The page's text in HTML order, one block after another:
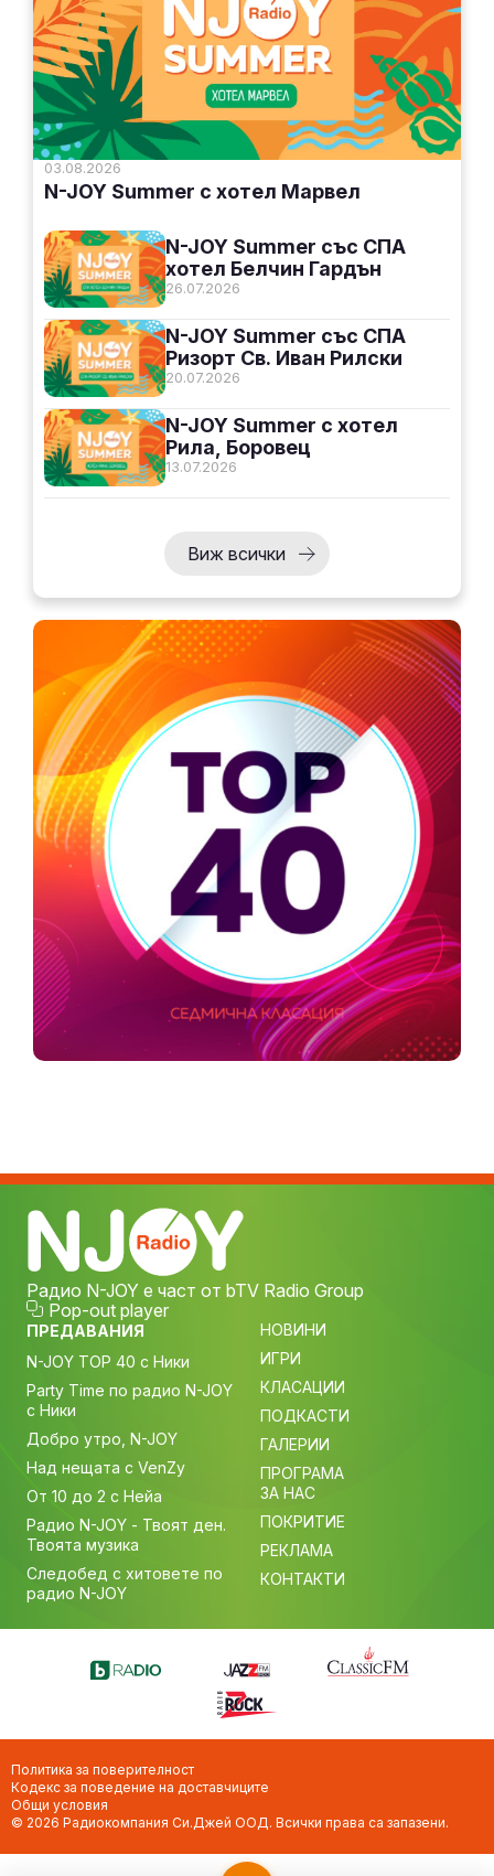
03.08.2026
N-JOY Summer с хотел Марвел
26.07.2026
N-JOY Summer със СПА
хотел Белчин Гардън
20.07.2026
N-JOY Summer със СПА
Ризорт Св. Иван Рилски
13.07.2026
N-JOY Summer с хотел
Рила, Боровец
Виж всички
Радио N-JOY е част от bTV Radio Group
Pop-out player
ПРЕДАВАНИЯ
N-JOY TOP 40 с Ники
Party Time по радио N-JOY
с Ники
Добро утро, N-JOY
Над нещата с VenZy
От 10 до 2 с Нейа
Радио N-JOY - Твоят ден.
Твоята музика
Следобед с хитовете по
радио N-JOY
НОВИНИ
ИГРИ
КЛАСАЦИИ
ПОДКАСТИ
ГАЛЕРИИ
ПРОГРАМА
ЗА НАС
ПОКРИТИЕ
РЕКЛАМА
КОНТАКТИ
Политика за поверителност
Кодекс за поведение на доставчиците
Общи условия
© 2026 Радиокомпания Си.Джей ООД. Всички права са запазени.